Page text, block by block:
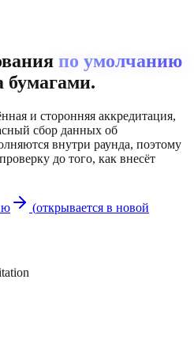
по умолчанию
бумагами.
и сторонняя аккредитация,
сбор данных об
внутри раунда, поэтому
до того, как внесёт
(открывается в новой